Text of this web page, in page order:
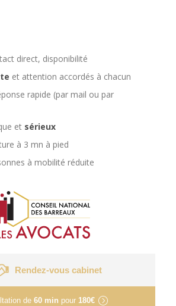
direct, disponibilité
et attention accordés à chacun
rapide (par mail ou par
et sérieux
à 3 mn à pied
à mobilité réduite
Rendez-vous cabinet
de 60 min pour 180€